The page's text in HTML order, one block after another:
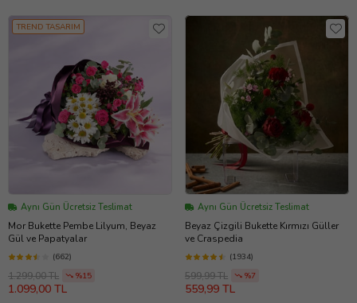
TREND TASARIM
Aynı Gün Ücretsiz Teslimat
Mor Bukette Pembe Lilyum, Beyaz
Gül ve Papatyalar
(662)
1.299,00 TL %15
1.099,00 TL
Aynı Gün Ücretsiz Teslimat
Beyaz Çizgili Bukette Kırmızı Güller
ve Craspedia
(1934)
599,99 TL %7
559,99 TL